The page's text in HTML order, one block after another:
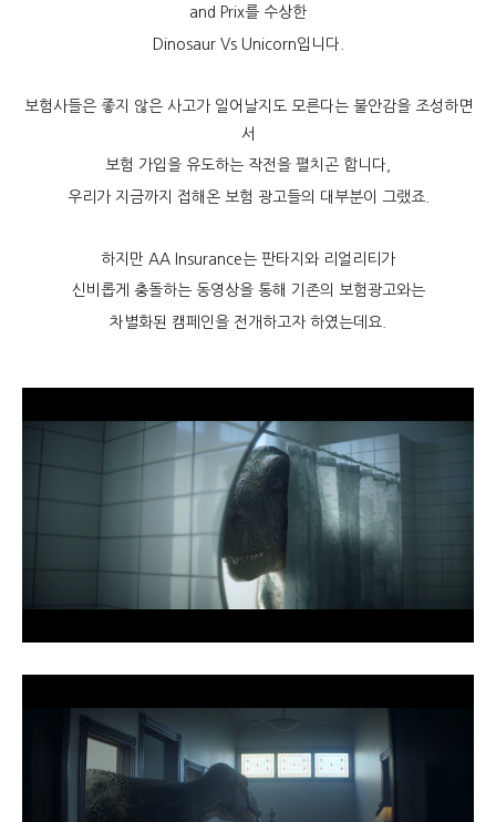
and Prix를 수상한
Dinosaur Vs Unicorn입니다.
보험사들은 좋지 않은 사고가 일어날지도 모른다는 불안감을 조성하면
서
보험 가입을 유도하는 작전을 펼치곤 합니다,
우리가 지금까지 접해온 보험 광고들의 대부분이 그랬죠.
하지만 AA Insurance는 판타지와 리얼리티가
신비롭게 충돌하는 동영상을 통해 기존의 보험광고와는
차별화된 캠페인을 전개하고자 하였는데요.